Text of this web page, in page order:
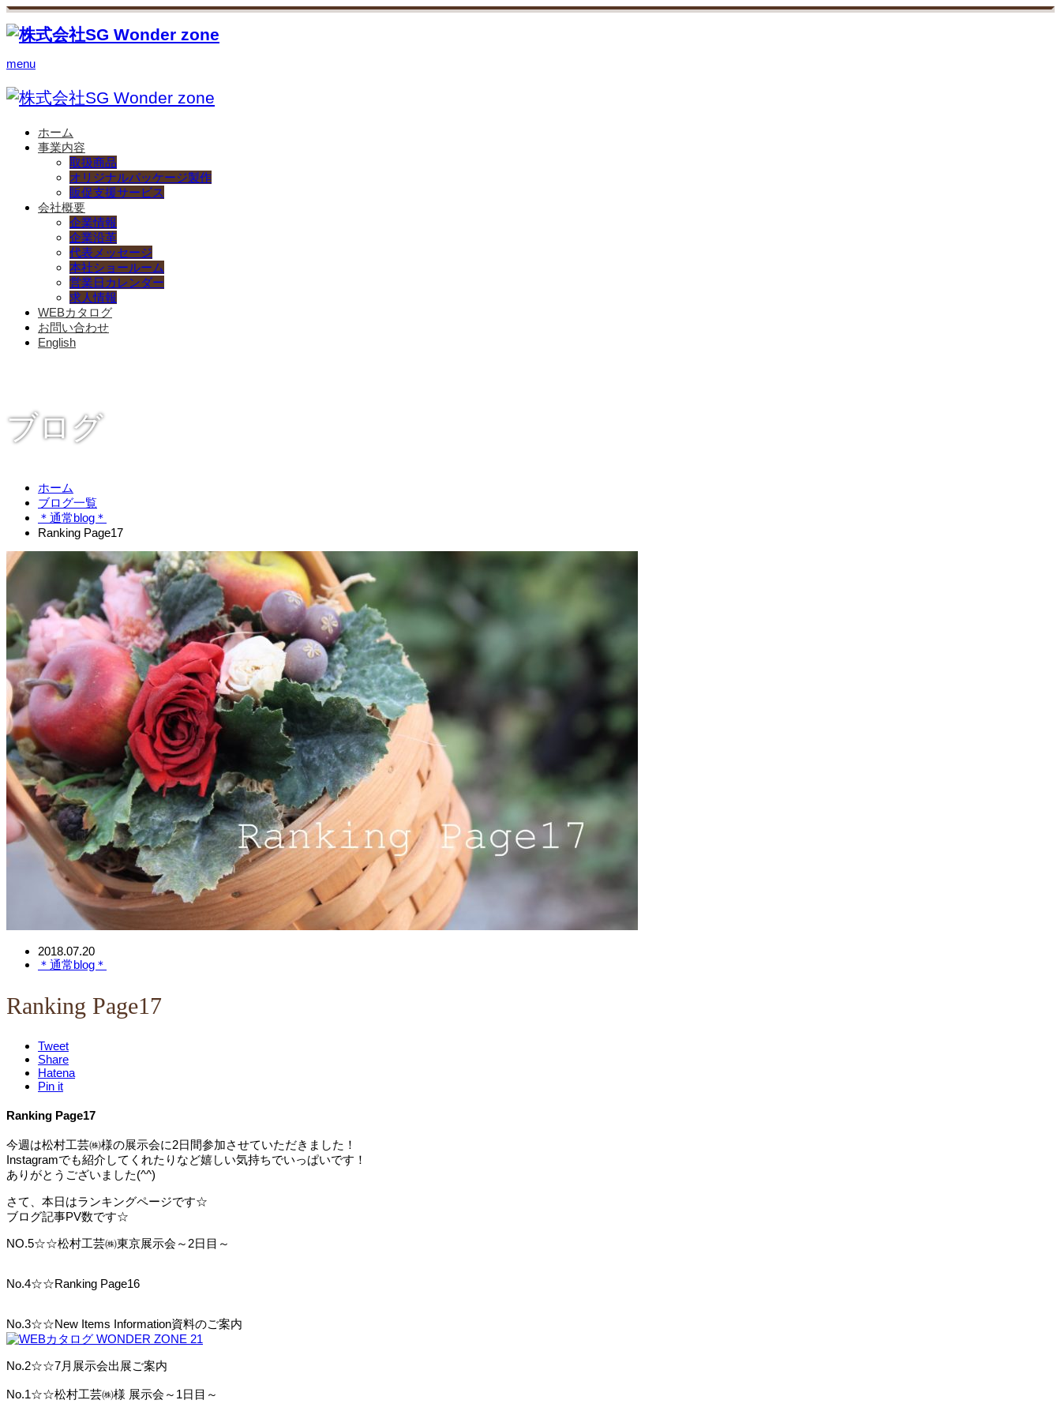
menu
ホーム
事業内容
取扱商品
オリジナルパッケージ製作
販促支援サービス
会社概要
企業情報
企業沿革
代表メッセージ
本社ショールーム
営業日カレンダー
求人情報
WEBカタログ
お問い合わせ
English
ブログ
ホーム
ブログ一覧
＊通常blog＊
Ranking Page17
2018.07.20
＊通常blog＊
Ranking Page17
Tweet
Share
Hatena
Pin it
Ranking Page17
今週は松村工芸㈱様の展示会に2日間参加させていただきました！
Instagramでも紹介してくれたりなど嬉しい気持ちでいっぱいです！
ありがとうございました(^^)
さて、本日はランキングページです☆
ブログ記事PV数です☆
NO.5☆☆松村工芸㈱東京展示会～2日目～
No.4☆☆Ranking Page16
No.3☆☆New Items Information資料のご案内
No.2☆☆7月展示会出展ご案内
No.1☆☆松村工芸㈱様 展示会～1日目～